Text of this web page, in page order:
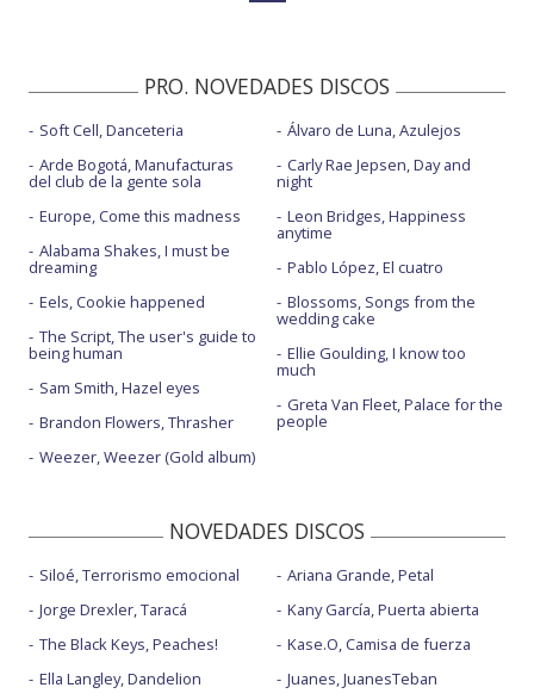
PRO. NOVEDADES DISCOS
Soft Cell, Danceteria
Arde Bogotá, Manufacturas
del club de la gente sola
Europe, Come this madness
Alabama Shakes, I must be
dreaming
Eels, Cookie happened
The Script, The user's guide to
being human
Sam Smith, Hazel eyes
Brandon Flowers, Thrasher
Weezer, Weezer (Gold album)
Álvaro de Luna, Azulejos
Carly Rae Jepsen, Day and
night
Leon Bridges, Happiness
anytime
Pablo López, El cuatro
Blossoms, Songs from the
wedding cake
Ellie Goulding, I know too
much
Greta Van Fleet, Palace for the
people
NOVEDADES DISCOS
Siloé, Terrorismo emocional
Jorge Drexler, Taracá
The Black Keys, Peaches!
Ella Langley, Dandelion
Ariana Grande, Petal
Kany García, Puerta abierta
Kase.O, Camisa de fuerza
Juanes, JuanesTeban